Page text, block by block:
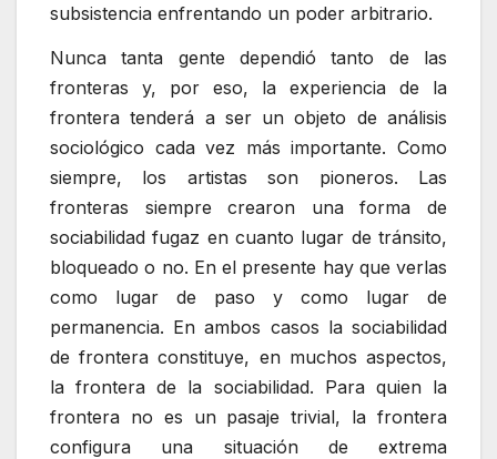
subsistencia enfrentando un poder arbitrario.
Nunca tanta gente dependió tanto de las
fronteras y, por eso, la experiencia de la
frontera tenderá a ser un objeto de análisis
sociológico cada vez más importante. Como
siempre, los artistas son pioneros. Las
fronteras siempre crearon una forma de
sociabilidad fugaz en cuanto lugar de tránsito,
bloqueado o no. En el presente hay que verlas
como lugar de paso y como lugar de
permanencia. En ambos casos la sociabilidad
de frontera constituye, en muchos aspectos,
la frontera de la sociabilidad. Para quien la
frontera no es un pasaje trivial, la frontera
configura una situación de extrema